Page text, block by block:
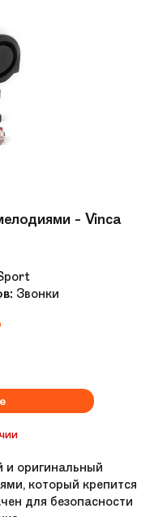
- Vinca
Звонки
и оригинальный
который крепится
для безопасности